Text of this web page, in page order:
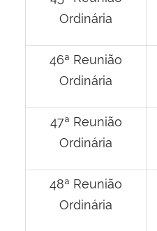
Ordinária
46ª Reunião
Ordinária
47ª Reunião
Ordinária
48ª Reunião
Ordinária